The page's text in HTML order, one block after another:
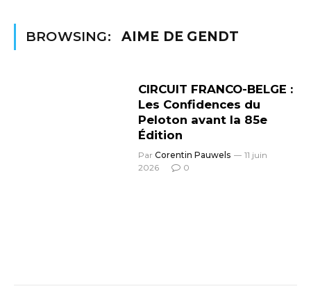
BROWSING: AIME DE GENDT
CIRCUIT FRANCO-BELGE :
Les Confidences du
Peloton avant la 85e
Édition
Par Corentin Pauwels
11 juin
2026
0